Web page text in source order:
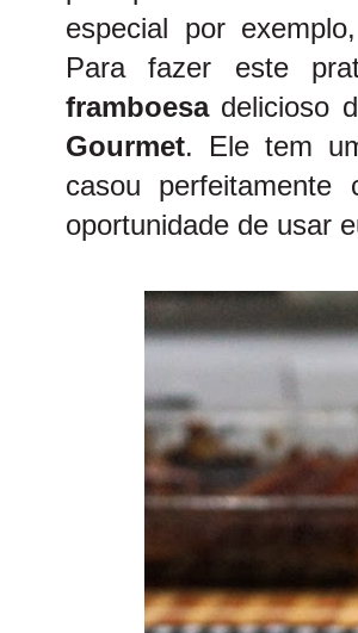
especial por
Para fazer este
framboesadelicioso
Gourmet. Ele tem
casou
oportunidade de usar